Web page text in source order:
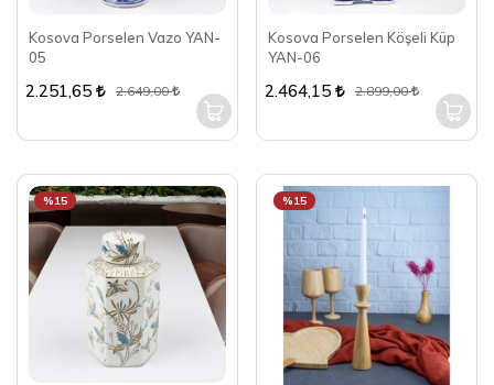
Kosova Porselen Vazo YAN-
05
2.251,65 2.649,00
Kosova Porselen Köşeli Küp
YAN-06
2.464,15 2.899,00
%15 %15